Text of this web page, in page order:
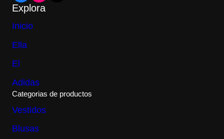
Explora
Inicio
Ella
El
Adidas
Categorias de productos
Vestidos
Blusas